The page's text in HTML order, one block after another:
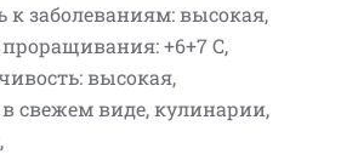
к заболеваниям: высокая,
+6+7 С,
высокая,
свежем виде, кулинарии,